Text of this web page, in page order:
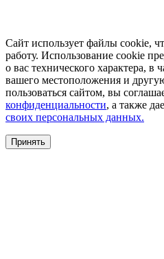
Сайт использует файлы cookie,
работу. Использование cookie
о вас технического характера, в
вашего местоположения и
пользоваться сайтом, вы
конфиденциальности, а также
своих персональных данных.
Принять